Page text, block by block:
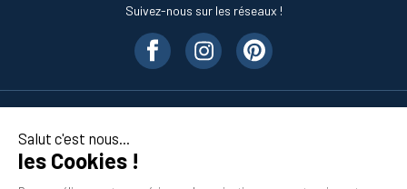
Salut c'est nous...
les Cookies !
Suivez-nous sur les réseaux !
En savoir plus